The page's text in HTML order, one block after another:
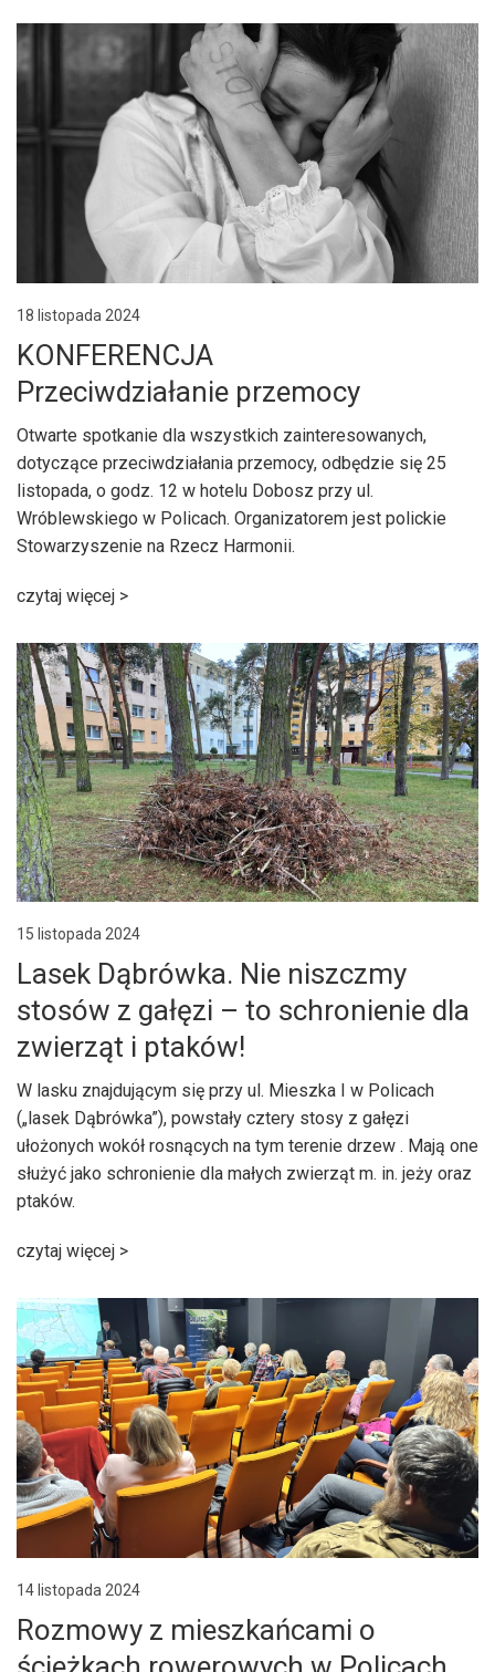
18 listopada 2024
KONFERENCJA
Przeciwdziałanie przemocy
Otwarte spotkanie dla wszystkich zainteresowanych,
dotyczące przeciwdziałania przemocy, odbędzie się 25
listopada, o godz. 12 w hotelu Dobosz przy ul.
Wróblewskiego w Policach. Organizatorem jest polickie
Stowarzyszenie na Rzecz Harmonii.
czytaj więcej >
15 listopada 2024
Lasek Dąbrówka. Nie niszczmy
stosów z gałęzi – to schronienie dla
zwierząt i ptaków!
W lasku znajdującym się przy ul. Mieszka I w Policach
(„lasek Dąbrówka”), powstały cztery stosy z gałęzi
ułożonych wokół rosnących na tym terenie drzew . Mają one
służyć jako schronienie dla małych zwierząt m. in. jeży oraz
ptaków.
czytaj więcej >
14 listopada 2024
Rozmowy z mieszkańcami o